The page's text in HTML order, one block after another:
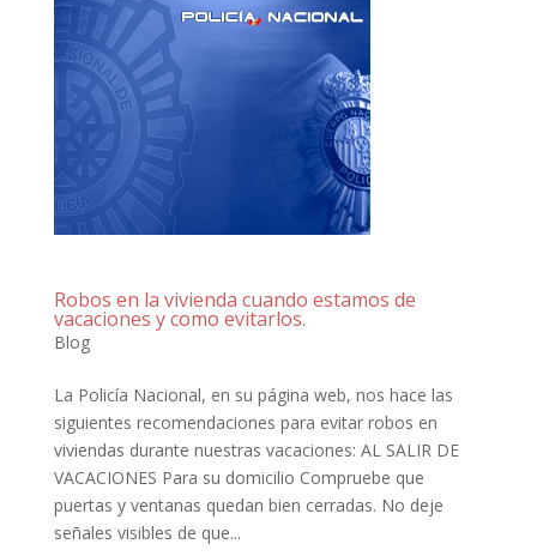
Robos en la vivienda cuando estamos de
vacaciones y como evitarlos.
Blog
La Policía Nacional, en su página web, nos hace las
siguientes recomendaciones para evitar robos en
viviendas durante nuestras vacaciones: AL SALIR DE
VACACIONES Para su domicilio Compruebe que
puertas y ventanas quedan bien cerradas. No deje
señales visibles de que...